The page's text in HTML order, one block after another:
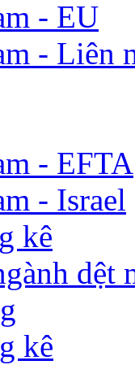
- EU
- Liên
- EFTA
- Israel
kê
dệt
kê